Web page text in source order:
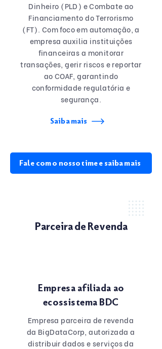
Dinheiro (PLD) e Combate ao
Financiamento do Terrorismo
(FT). Com foco em automação, a
empresa auxilia instituições
financeiras a monitorar
transações, gerir riscos e reportar
ao COAF, garantindo
conformidade regulatória e
segurança.
Saiba mais
Fale com o nosso time e saiba mais
Parceira de Revenda
Empresa afiliada ao
ecossistema BDC
Empresa parceira de revenda
da BigDataCorp, autorizada a
distribuir dados e serviços da